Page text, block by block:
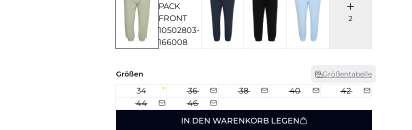
2
Größen Größentabelle
34 36 38 40
42
44
46
IN DEN WARENKORB LEGEN